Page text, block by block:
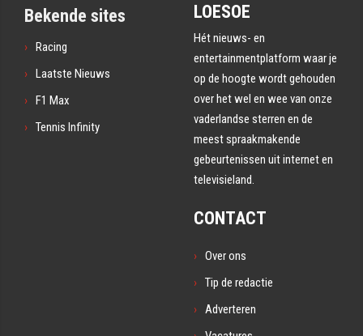
Bekende sites
Racing
Laatste Nieuws
F1 Max
Tennis Infinity
LOESOE
Hét nieuws- en
entertainmentplatform waar je
op de hoogte wordt gehouden
over het wel en wee van onze
vaderlandse sterren en de
meest spraakmakende
gebeurtenissen uit internet en
televisieland.
CONTACT
Over ons
Tip de redactie
Adverteren